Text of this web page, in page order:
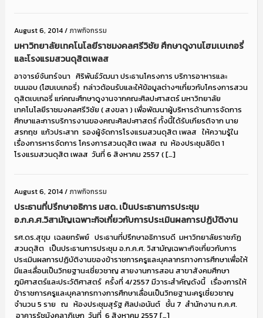
August 6, 2014/ภาพกิจกรรม
มหาวิทยาลัยเทคโนโลยีราชมงคลศรีวิชัย ศึกษาดูงานโฮมเบเกอรี่
และโรงแรมสวนดุสิตเพลส
อาจารย์จันทร์จนา ศิริพันธ์วัฒนา ประธานโครงการ บริการอาหารและ
ขนมอบ (โฮมเบเกอรี่) กล่าวต้อนรับและให้ข้อมูลต่างๆเกี่ยวกับโครงการสวน
ดุสิตเบเกอรี่ แก่คณะศึกษาดูงานจากคณะศิลปะศาสตร์ มหาวิทยาลัย
เทคโนโลยีราชมงคลศรีวิชัย ( สงขลา ) เพื่อพัฒนาผู้บริหารด้านการจัดการ
ศึกษาและการบริการงานของคณะศิลปะศาสตร์ ทั้งนี้ได้รับเกียรติจาก นาย
สรกฤช แก้วประสาท รองผู้จัดการโรงแรมสวนดุสิต เพลส ให้ความรู้ใน
เรื่องการหารจัดการ โครงการสวนดุสิต เพลส ณ ห้องประชุมลิขิต 1
โรงแรมสวนดุสิต เพลส วันที่ 6 สิงหาคม 2557 ( […]
August 6, 2014/ภาพกิจกรรม
ประธานที่ปรึกษาอธิการ มสด. เป็นประธานการประชุม
อ.ก.ค.ศ.วิสามัญเฉพาะกิจเกี่ยวกับการประเมินผลการปฏิบัติงาน
รศ.ดร.สุขุม เฉลยทรัพย์ ประธานที่ปรึกษาอธิการบดี มหาวิทยาลัยราชภัฏ
สวนดุสิต เป็นประธานการประชุม อ.ก.ค.ศ. วิสามัญเฉพาะกิจเกี่ยวกับการ
ประเมินผลการปฏิบัติงานของข้าราชการครูและบุคลากรทางการศึกษาเพื่อให้
มีและเลื่อนเป็นวิทยฐานะเชี่ยวชาญ สายงานการสอน สาขาสังคมศึกษา
ภูมิศาสตร์และประวัติศาสตร์ ครั้งที่ 4/2557 มีวาระสำคัญดังนี้ เรื่องการให้
ข้าราชการครูและบุคลากรทางการศึกษาเลื่อนเป็นวิทยฐานะครูเชี่ยวชาญ
จำนวน 5 ราย ณ ห้องประชุมสุรัฐ ศิลปะอนันต์ ชั้น 7 สำนักงาน ก.ค.ศ.
อาคารรัชมังคลาภิเษก วันที่ 6 สิงหาคม 2557 […]